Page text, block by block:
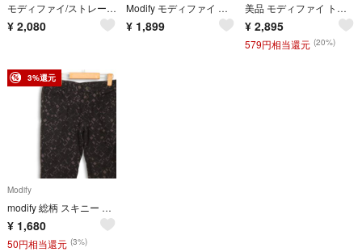
モディファイ/ストレートパンツクロップドストレッチスラックス42サイズ☘️
¥ 2,080
Modify モディファイ 膝丈 タックスカート ベージュ 光沢 裾切替え 38
¥ 1,899
美品 モディファイ トップス Tシャツ 半袖 無地 クルーネック ロゴプリント
¥ 2,895
579円相当還元 (20%)
3%還元
Modify
modify 総柄 スキニー クロップドパンツ モノトーン 日本製 ストレッチ モディファイ きれいめ カジュアル 幾何学
¥ 1,680
50円相当還元 (3%)